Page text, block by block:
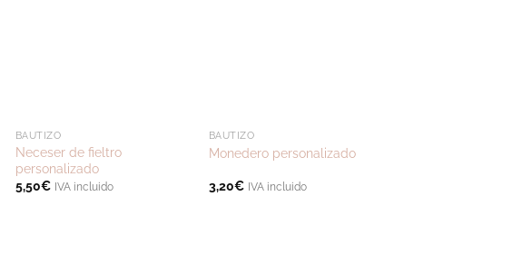
BAUTIZO
Neceser de fieltro
personalizado
5,50€ IVA incluido
BAUTIZO
Monedero personalizado
3,20€ IVA incluido